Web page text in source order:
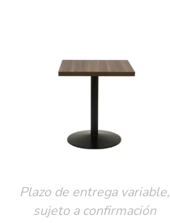
Plazo de entrega variable,
sujeto a confirmación